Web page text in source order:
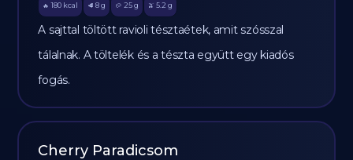
🔥 180 kcal 🥩 8 g 🥔 25g 🫒 5.2 g
A sajttal töltött ravioli tésztaétek, amit szósszal
tálalnak. A töltelék és a tészta együtt egy kiadós
fogás.
Cherry Paradicsom